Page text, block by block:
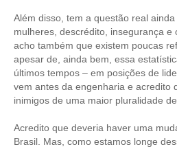
Além disso, tem a questão real
mulheres, descrédito, insegurança e
acho também que existem poucas
apesar de, ainda bem, essa
últimos tempos – em posições de
vem antes da engenharia e acredito
inimigos de uma maior pluralidade
Acredito que deveria haver uma
Brasil. Mas, como estamos longe